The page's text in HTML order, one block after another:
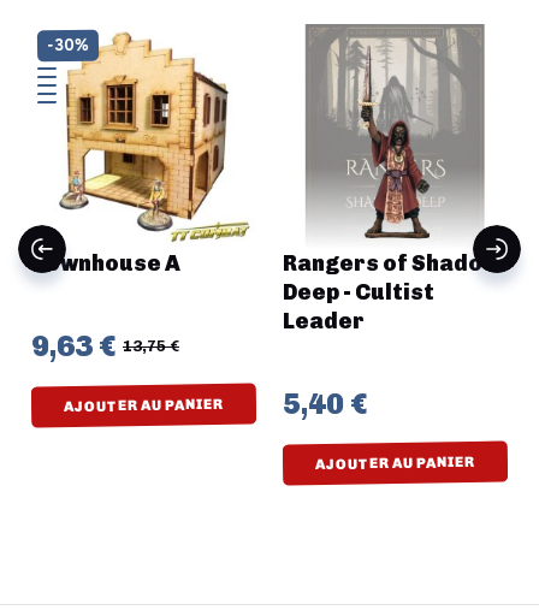
Townhouse A
9,63 € 13,75 €
AJOUTER AU PANIER
-30%
Rangers of Shadow
Deep - Cultist
Leader
5,40 €
AJOUTER AU PANIER